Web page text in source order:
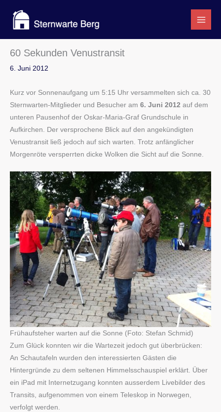
Inhalt
springen
60 Sekunden Venustransit
6. Juni 2012
Kurz vor Sonnenaufgang um 5:15 Uhr versammelten sich ca. 30
Sternwarten-Mitglieder und Besucher am 6. Juni 2012 auf dem
unteren Pausenhof der Oskar-Maria-Graf Grundschule in
Aufkirchen. Der versprochene Blick auf den angekündigten
Venustransit ließ jedoch auf sich warten. Trotz anfänglicher
Morgenröte versperrten dicke Wolken die Sicht auf die Sonne.
Frühaufsteher warten auf die Sonne (Foto: Stefan Schmid)
Zum Glück konnten wir die Wartezeit jedoch gut überbrücken:
An Schautafeln wurden den interessierten Gästen die
Hintergründe zu dem seltenen Himmelsschauspiel erklärt. Über
ein iPad mit Internetzugang konnten ausserdem Livebilder des
Transits, aufgenommen von einem Teleskop in Norwegen,
verfolgt werden.